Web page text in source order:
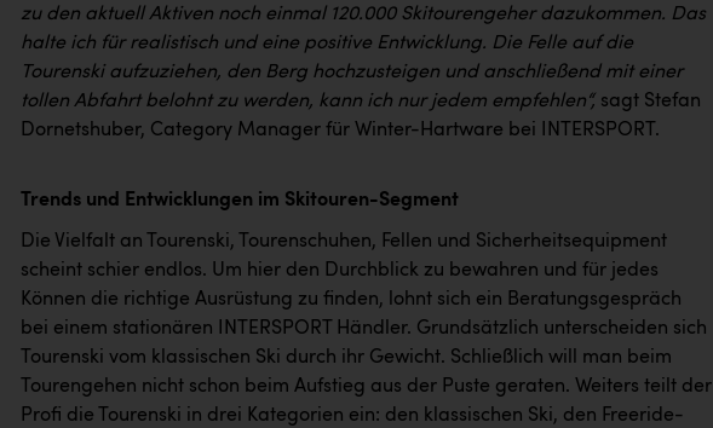
zu den aktuell Aktiven noch einmal 120.000 Skitourengeher dazukommen. Das
halte ich für realistisch und eine positive Entwicklung. Die Felle auf die
Tourenski aufzuziehen, den Berg hochzusteigen und anschließend mit einer
tollen Abfahrt belohnt zu werden, kann ich nur jedem empfehlen“, sagt Stefan
Dornetshuber, Category Manager für Winter-Hartware bei INTERSPORT.
Trends und Entwicklungen im Skitouren-Segment
Die Vielfalt an Tourenski, Tourenschuhen, Fellen und Sicherheitsequipment
scheint schier endlos. Um hier den Durchblick zu bewahren und für jedes
Können die richtige Ausrüstung zu finden, lohnt sich ein Beratungsgespräch
bei einem stationären INTERSPORT Händler. Grundsätzlich unterscheiden sich
Tourenski vom klassischen Ski durch ihr Gewicht. Schließlich will man beim
Tourengehen nicht schon beim Aufstieg aus der Puste geraten. Weiters teilt der
Profi die Tourenski in drei Kategorien ein: den klassischen Ski, den Freeride-